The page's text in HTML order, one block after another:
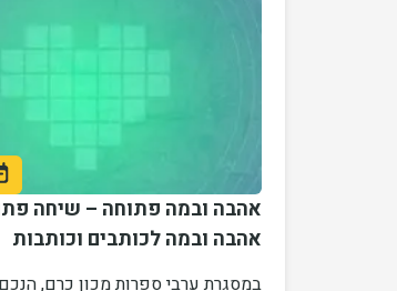
אהבה ובמה פתוחה – שיחה
אהבה ובמה לכותבים וכותבות
במסגרת ערבי ספרות מכון כרם,